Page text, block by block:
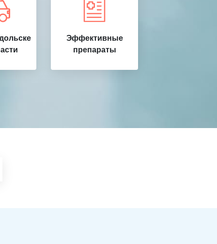
Эффективные
препараты